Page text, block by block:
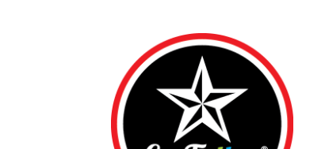
para
navegação
para
conteúdo